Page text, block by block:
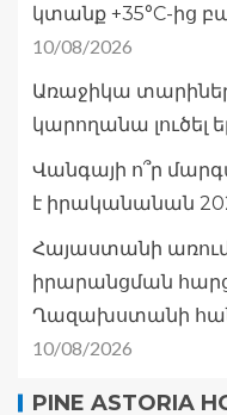
կտանք +35°C-ից
10/08/2026
Առաջիկա
կարողանա լուծել
Վանգայի ո՞ր
է իրականանան
Հայաստանի
իրարանցման
Ղազախստանի
10/08/2026
PINE ASTORIA